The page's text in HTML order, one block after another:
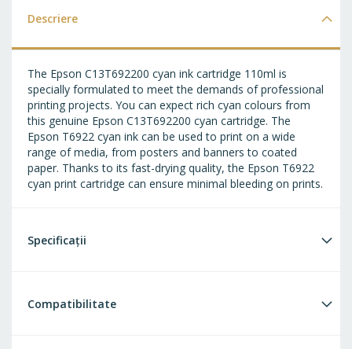
Descriere
The Epson C13T692200 cyan ink cartridge 110ml is
specially formulated to meet the demands of professional
printing projects. You can expect rich cyan colours from
this genuine Epson C13T692200 cyan cartridge. The
Epson T6922 cyan ink can be used to print on a wide
range of media, from posters and banners to coated
paper. Thanks to its fast-drying quality, the Epson T6922
cyan print cartridge can ensure minimal bleeding on prints.
Specificații
Compatibilitate